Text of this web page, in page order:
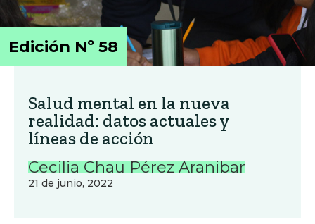
Edición Nº 58
Salud mental en la nueva
realidad: datos actuales y
líneas de acción
Cecilia Chau Pérez Aranibar
21 de junio, 2022